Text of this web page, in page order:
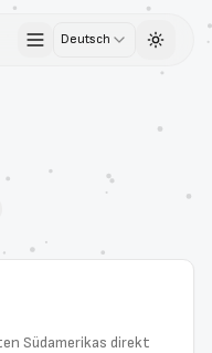
Deutsch Toggle
Südamerikas direkt